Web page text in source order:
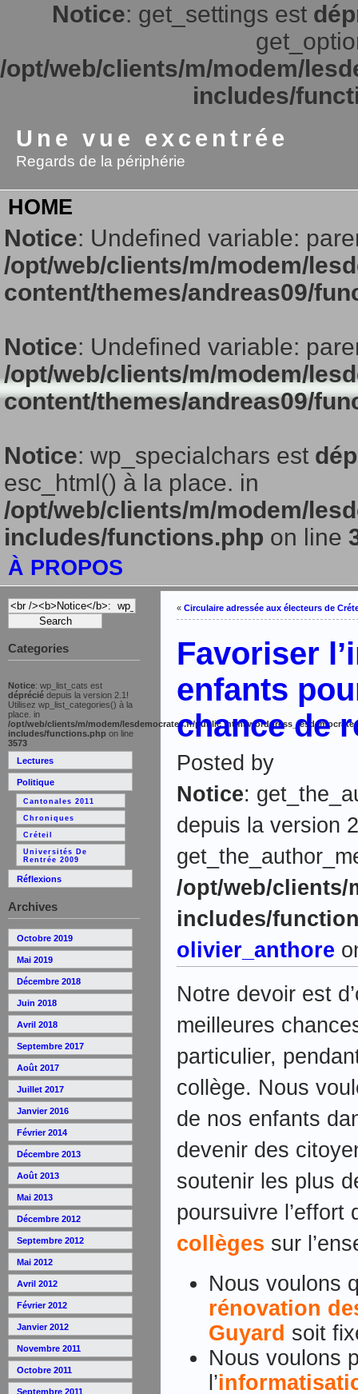
Notice: get_settings est
/opt/web/clients/m/modem/
includes/
Une vue excentrée
Regards de la périphérie
HOME
Notice: Undefined variable:
/opt/web/clients/m/modem/
content/themes/andreas09/
Notice: Undefined variable:
/opt/web/clients/m/modem/
content/themes/andreas09/
Notice: wp_specialchars est
esc_html() à la place. in
/opt/web/clients/m/modem/
includes/functions.php on line
À PROPOS
Categories
Notice: wp_list_cats est
déprécié depuis la version 2.1!
Utilisez wp_list_categories() à la
place. in
/opt/web/clients/m/modem/lesdemocrates.fr/public_html/
includes/functions.php on line
3573
Lectures
Politique
Cantonales 2011
Chroniques
Créteil
Universités De
Rentrée 2009
Réflexions
Archives
Octobre 2019
Mai 2019
Décembre 2018
Juin 2018
Avril 2018
Septembre 2017
Août 2017
Juillet 2017
Janvier 2016
Février 2014
Décembre 2013
Août 2013
Mai 2013
Décembre 2012
Septembre 2012
Mai 2012
Avril 2012
Février 2012
Janvier 2012
Novembre 2011
Octobre 2011
Septembre 2011
« Circulaire adressée aux électeurs de
Favoriser
enfants
chance de
Posted by
Notice:
depuis la version
/opt/web/clients/
includes/
olivier_anthore
Notre devoir est
meilleures
particulier,
collège. Nous
de nos enfants
devenir des
soutenir les plus
poursuivre l’effort
collèges sur
Nous voulons
rénovation
Guyard soit
Nous voulons
l’